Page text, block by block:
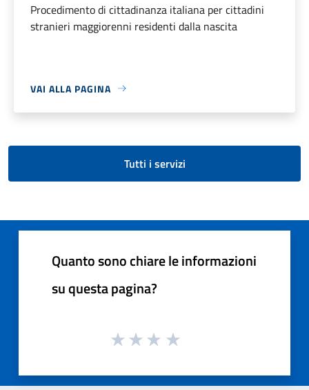
Procedimento di cittadinanza italiana per cittadini
stranieri maggiorenni residenti dalla nascita
VAI ALLA PAGINA
Tutti i servizi
Quanto sono chiare le informazioni
su questa pagina?